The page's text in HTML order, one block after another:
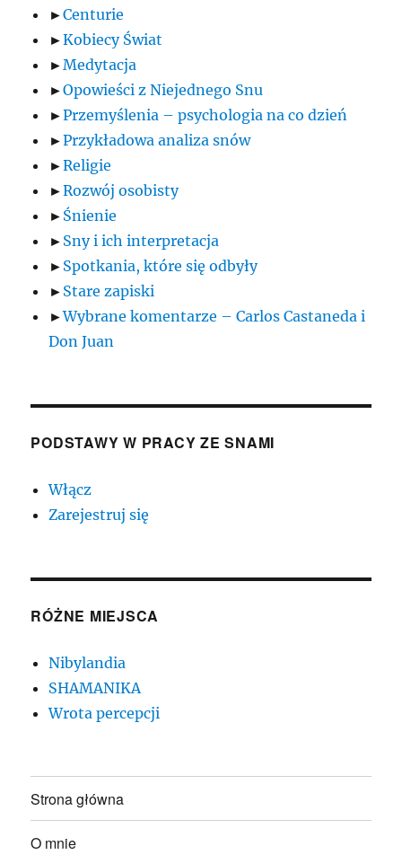
►Centurie
►Kobiecy Świat
►Medytacja
►Opowieści z Niejednego Snu
►Przemyślenia – psychologia na co dzień
►Przykładowa analiza snów
►Religie
►Rozwój osobisty
► Śnienie
► Sny i ich interpretacja
► Spotkania, które się odbyły
► Stare zapiski
►Wybrane komentarze – Carlos Castaneda i
Don Juan
PODSTAWY W PRACY ZE SNAMI
Włącz
Zarejestruj się
RÓŻNE MIEJSCA
Nibylandia
SHAMANIKA
Wrota percepcji
Strona główna
O mnie